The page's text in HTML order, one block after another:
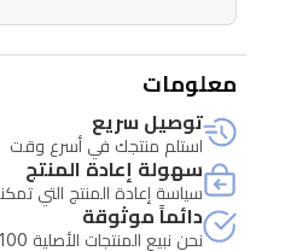
HOME
الواي
فاي
والبلوتوث.
الكفة
قابلة
معلومات
توصيل سريع
استلم منتجك في أسرع وقت
سهولة إعادة المنتج
سياسة إعادة المنتج التي
دائماً موثوقة
نحن نبيع المنتجات الأصلية 100 ٪